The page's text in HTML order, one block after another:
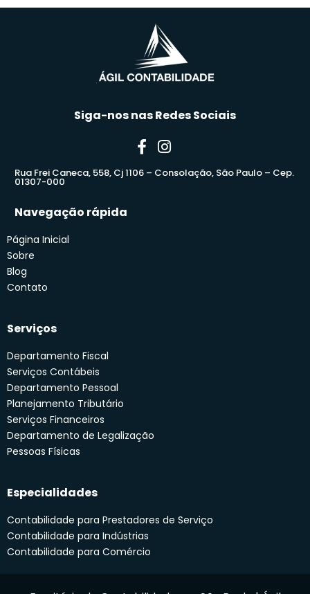
Siga-nos nas Redes Sociais
Rua Frei Caneca, 558, Cj 1106 – Consolação, São Paulo – Cep.
01307-000
Navegação rápida
Página Inicial
Sobre
Blog
Contato
Serviços
Departamento Fiscal
Serviços Contábeis
Departamento Pessoal
Planejamento Tributário
Serviços Financeiros
Departamento de Legalização
Pessoas Físicas
Especialidades
Contabilidade para Prestadores de Serviço
Contabilidade para Indústrias
Contabilidade para Comércio